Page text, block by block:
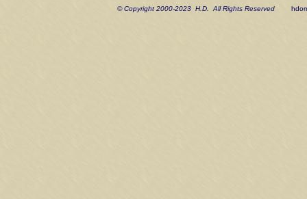
© Copyright 2000-2023 H.D. All Rights Reserved